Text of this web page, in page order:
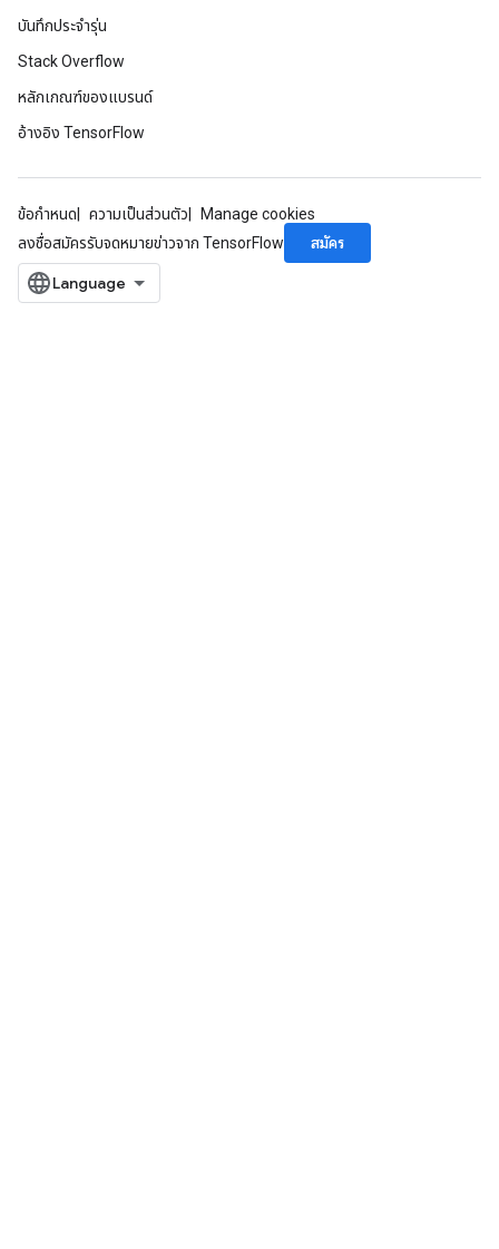
บันทึกประจำรุ่น
Stack Overflow
หลักเกณฑ์ของแบรนด์
อ้างอิง TensorFlow
ข้อกำหนด ความเป็นส่วนตัว
Manage cookies
ลงชื่อสมัครรับจดหมายข่าวจาก TensorFlow
สมัคร